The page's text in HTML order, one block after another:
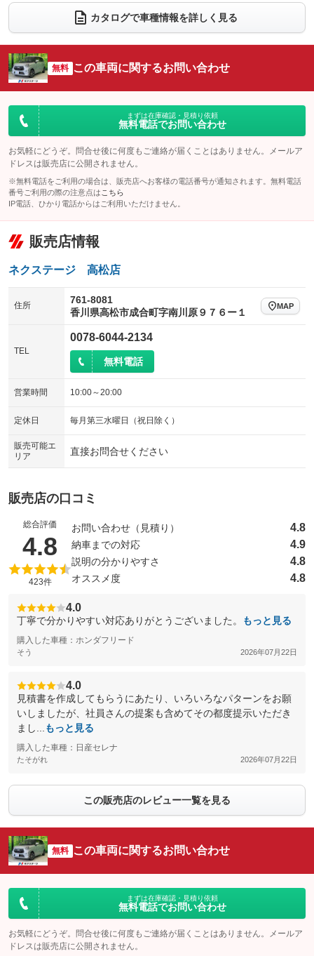
電動リアゲート フロントカメラ
：装備なし
：装備なし ：装備なし
サイドカメラ
：装備なし ルーフレール
：装備なし
：装備なし
：装備なし
カタログで車種情報を詳しく見る
無料 この車両に関するお問い合わせ
まずは在庫確認・見積り依頼
無料電話でお問い合わせ
お気軽にどうぞ。問合せ後に何度もご連絡が届くことはありません。メールア
ドレスは販売店に公開されません。
※無料電話をご利用の場合は、販売店へお客様の電話番号が通知されます。無料電話
番号ご利用の際の注意点は こちら
IP電話、ひかり電話からはご利用いただけません。
販売店情報
ネクステージ 高松店
住所
761-8081
香川県高松市成合町字南川原９７６ー１
MAP
TEL
0078-6044-2134
無料電話
営業時間 10:00～20:00
定休日 毎月第三水曜日（祝日除く）
販売可能エ
リア
直接お問合せください
販売店の口コミ
総合評価
4.8 （5点満点中）
423件
お問い合わせ（見積り） 4.8
納車までの対応 4.9
説明の分かりやすさ 4.8
オススメ度 4.8
4.0
丁寧で分かりやすい対応ありがとうございました。 もっと見る
購入した車種：ホンダフリード
そう 2026年07月22日
4.0
見積書を作成してもらうにあたり、いろいろなパターンをお願
いしましたが、社員さんの提案も含めてその都度提示いただき
まし...
もっと見る
購入した車種：日産セレナ
たそがれ 2026年07月22日
この販売店のレビュー一覧を見る
無料 この車両に関するお問い合わせ
まずは在庫確認・見積り依頼
無料電話でお問い合わせ
お気軽にどうぞ。問合せ後に何度もご連絡が届くことはありません。メールア
ドレスは販売店に公開されません。